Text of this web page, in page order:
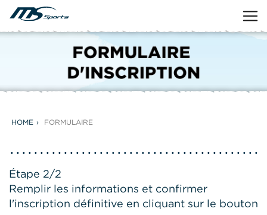
HOME FORMULAIRE
Étape 2/2
Remplir les informations et confirmer
l'inscription définitive en cliquant sur le bouton